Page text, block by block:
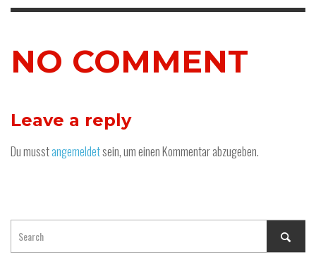
NO COMMENT
Leave a reply
Du musstangemeldetsein, um einen Kommentar abzugeben.